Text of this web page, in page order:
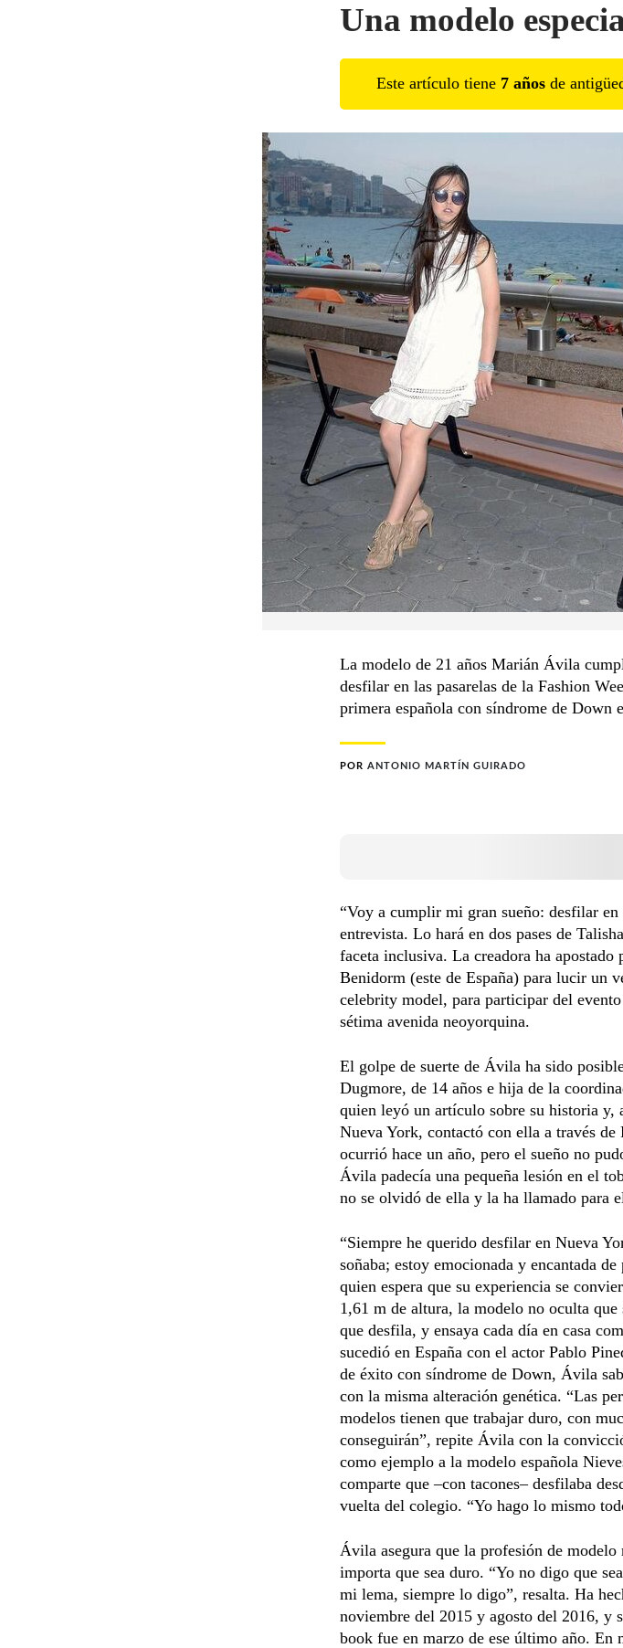
Una modelo
Este artículo tiene 7 años de
La modelo de 21 años Marián Ávila
desfilar en las pasarelas de la Fashion
primera española con síndrome de Down
POR ANTONIO MARTÍN GUIRADO
“Voy a cumplir mi gran sueño: desfilar
entrevista. Lo hará en dos pases de
faceta inclusiva. La creadora ha
Benidorm (este de España) para lucir un
celebrity model, para participar del
sétima avenida neoyorquina.
El golpe de suerte de Ávila ha sido
Dugmore, de 14 años e hija de la
quien leyó un artículo sobre su historia y,
Nueva York, contactó con ella a través
ocurrió hace un año, pero el sueño no
Ávila padecía una pequeña lesión en el
no se olvidó de ella y la ha llamado para
“Siempre he querido desfilar en Nueva
soñaba; estoy emocionada y encantada
quien espera que su experiencia se
1,61 m de altura, la modelo no oculta
que desfila, y ensaya cada día en casa
sucedió en España con el actor Pablo
de éxito con síndrome de Down, Ávila
con la misma alteración genética. “Las
modelos tienen que trabajar duro, con
conseguirán”, repite Ávila con la
como ejemplo a la modelo española
comparte que –con tacones– desfilaba
vuelta del colegio. “Yo hago lo mismo
Ávila asegura que la profesión de
importa que sea duro. “Yo no digo que
mi lema, siempre lo digo”, resalta. Ha
noviembre del 2015 y agosto del 2016, y
book fue en marzo de ese último año.